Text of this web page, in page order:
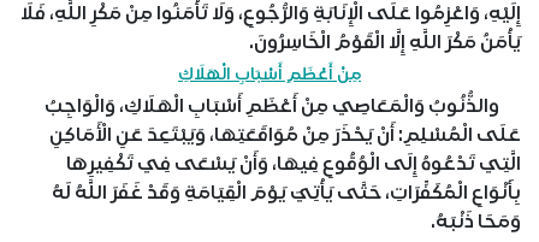
إِلَيْهِ، وَاعْزِمُوا عَلَى الْإِنَابَةِ وَالرُّجُوعِ، وَلَا تَأْمَنُوا مِنْ مَكْرِ اللَّهِ، فَلَا
يَأْمَنُ مَكْرَ اللَّهِ إِلَّا الْقَوْمُ الْخَاسِرُونَ.
مِنْ أَعْظَمِ أَسْبَابِ الْهَلَاكِ
والذُّنُوبُ وَالْمَعَاصِي مِنْ أَعْظَمِ أَسْبَابِ الْهَلَاكِ، وَالْوَاجِبُ
عَلَى الْمُسْلِمِ: أَنْ يَحْذَرَ مِنْ مُوَاقَعَتِهَا، وَيَبْتَعِدَ عَنِ الْأَمَاكِنِ
الَّتِي تَدْعُوهُ إِلَى الْوُقُوعِ فِيهَا، وَأَنْ يَسْعَى فِي تَكْفِيرِهَا
بِأَنْوَاعِ الْمُكَفِّرَاتِ، حَتَّى يَأْتِيَ يَوْمَ الْقِيَامَةِ وَقَدْ غَفَرَ اللَّهُ لَهُ
وَمَحَا ذَنْبَهُ.